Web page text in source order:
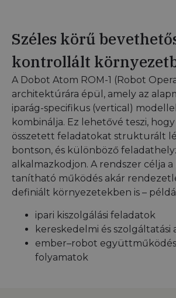
Széles körű
kontrollált
A Dobot Atom ROM-1 (Robot
architektúrára épül, amely az
iparág-specifikus (vertical)
kombinálja. Ez lehetővé teszi,
összetett feladatokat strukturált
bontson, és különböző
alkalmazkodjon. A rendszer célja
tanítható működés akár
definiált környezetekben is –
ipari kiszolgálási feladatok
kereskedelmi és szolgáltatási
ember–robot
folyamatok